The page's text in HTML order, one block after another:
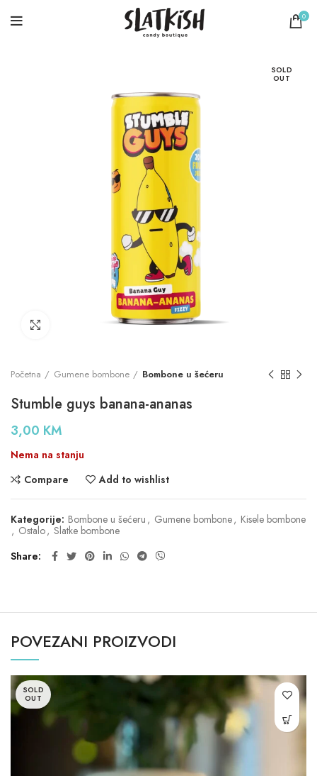
0
SOLD
OUT
Click to enlarge
Početna Gumene bombone Bombone u šećeru
Stumble guys banana-ananas
3,00 KM
Nema na stanju
Compare
Add to wishlist
Kategorije: Bombone u šećeru , Gumene bombone, Kisele bombone
, Ostalo, Slatke bombone
Share
POVEZANI PROIZVODI
SOLD
OUT